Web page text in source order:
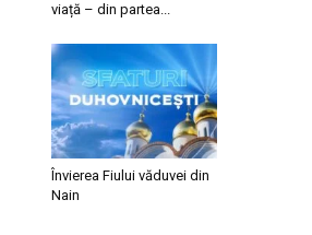
viață – din partea...
Învierea Fiului văduvei din
Nain